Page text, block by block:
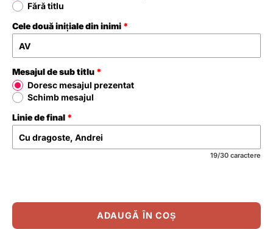
Fără titlu
Cele două inițiale din inimi
Mesajul de sub titlu
Doresc mesajul prezentat
Schimb mesajul
Linie de final
19/30 caractere
ADAUGĂ ÎN COȘ